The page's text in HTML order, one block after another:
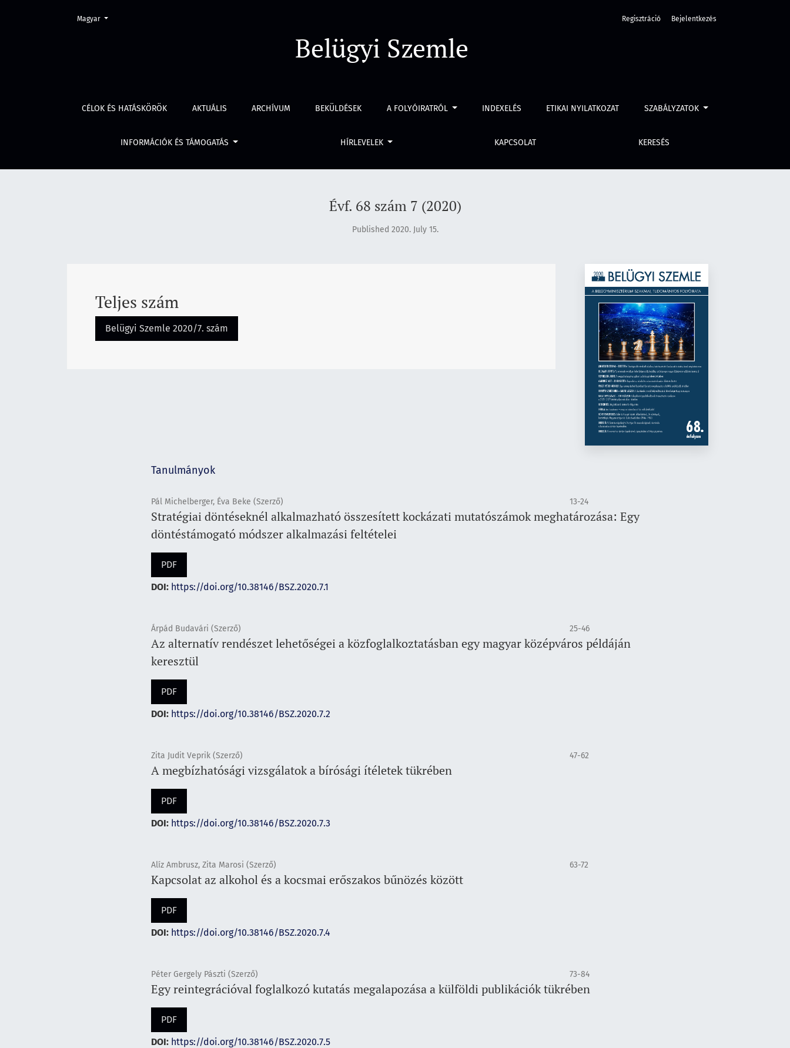
Évf. 68 szám 7 (2020)
Belügyi Szemle
CÉLOK ÉS HATÁSKÖRÖK AKTUÁLIS ARCHÍVUM BEKÜLDÉSEK A FOLYÓIRATRÓL INDEXELÉS ETIKAI NYILATKOZAT SZABÁLYZATOK
INFORMÁCIÓK ÉS TÁMOGATÁS HÍRLEVELEK KAPCSOLAT KERESÉS
Regisztráció Bejelentkezés
Change the language. The current language is:
Magyar
Évf. 68 szám 7 (2020)
Published 2020. July 15.
Teljes szám
Belügyi Szemle 2020/7. szám
Tanulmányok
Pál Michelberger, Éva Beke (Szerző) 13-24
Stratégiai döntéseknél alkalmazható összesített kockázati mutatószámok meghatározása: Egy
döntéstámogató módszer alkalmazási feltételei
PDF
DOI: https://doi.org/10.38146/BSZ.2020.7.1
Árpád Budavári (Szerző) 25-46
Az alternatív rendészet lehetőségei a közfoglalkoztatásban egy magyar középváros példáján
keresztül
PDF
DOI: https://doi.org/10.38146/BSZ.2020.7.2
Zita Judit Veprik (Szerző) 47-62
A megbízhatósági vizsgálatok a bírósági ítéletek tükrében
PDF
DOI: https://doi.org/10.38146/BSZ.2020.7.3
Alíz Ambrusz, Zita Marosi (Szerző) 63-72
Kapcsolat az alkohol és a kocsmai erőszakos bűnözés között
PDF
DOI: https://doi.org/10.38146/BSZ.2020.7.4
Péter Gergely Pászti (Szerző) 73-84
Egy reintegrációval foglalkozó kutatás megalapozása a külföldi publikációk tükrében
PDF
DOI: https://doi.org/10.38146/BSZ.2020.7.5